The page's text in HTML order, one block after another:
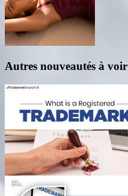
Autres nouveautés à voir